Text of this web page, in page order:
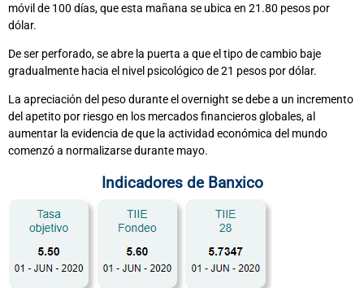
móvil de 100 días, que esta mañana se ubica en 21.80 pesos por
dólar.
De ser perforado, se abre la puerta a que el tipo de cambio baje
gradualmente hacia el nivel psicológico de 21 pesos por dólar.
La apreciación del peso durante el overnight se debe a un incremento
del apetito por riesgo en los mercados financieros globales, al
aumentar la evidencia de que la actividad económica del mundo
comenzó a normalizarse durante mayo.
Indicadores de Banxico